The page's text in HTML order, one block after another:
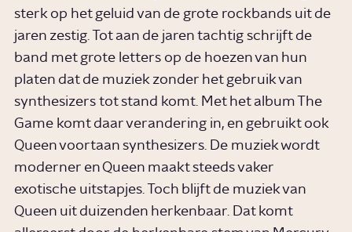
sterk op het geluid van de grote rockbands uit de
jaren zestig. Tot aan de jaren tachtig schrijft de
band met grote letters op de hoezen van hun
platen dat de muziek zonder het gebruik van
synthesizers tot stand komt. Met het album The
Game komt daar verandering in, en gebruikt ook
Queen voortaan synthesizers. De muziek wordt
moderner en Queen maakt steeds vaker
exotische uitstapjes. Toch blijft de muziek van
Queen uit duizenden herkenbaar. Dat komt